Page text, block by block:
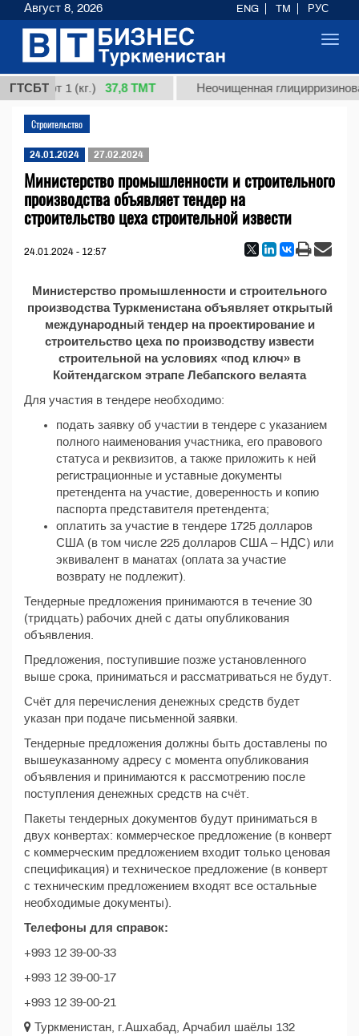
ГТСБТ
сорт 1 (кг.) 37,8 ТМТ Неочищенная
Строительство
24.01.2024 27.02.2024
Министерство промышленности и строительного
производства объявляет тендер на
строительство цеха строительной извести
24.01.2024 - 12:57
Министерство промышленности и строительного
производства Туркменистана объявляет открытый
международный тендер на проектирование и
строительство цеха по производству извести
строительной на условиях «под ключ» в
Койтендагском этрапе Лебапского велаята
Для участия в тендере необходимо:
подать заявку об участии в тендере с указанием
полного наименования участника, его правового
статуса и реквизитов, а также приложить к ней
регистрационные и уставные документы
претендента на участие, доверенность и копию
паспорта представителя претендента;
оплатить за участие в тендере 1725 долларов
США (в том числе 225 долларов США – НДС) или
эквивалент в манатах (оплата за участие
возврату не подлежит).
Тендерные предложения принимаются в течение 30
(тридцать) рабочих дней с даты опубликования
объявления.
Предложения, поступившие позже установленного
выше срока, приниматься и рассматриваться не будут.
Счёт для перечисления денежных средств будет
указан при подаче письменной заявки.
Тендерные предложения должны быть доставлены по
вышеуказанному адресу с момента опубликования
объявления и принимаются к рассмотрению после
поступления денежных средств на счёт.
Пакеты тендерных документов будут приниматься в
двух конвертах: коммерческое предложение (в конверт
с коммерческим предложением входит только ценовая
спецификация) и техническое предложение (в конверт
с техническим предложением входят все остальные
необходимые документы).
Телефоны для справок:
+993 12 39-00-33
+993 12 39-00-17
+993 12 39-00-21
Туркменистан, г.Ашхабад, Арчабил шаёлы 132
Август 8, 2026 ENG TM РУС